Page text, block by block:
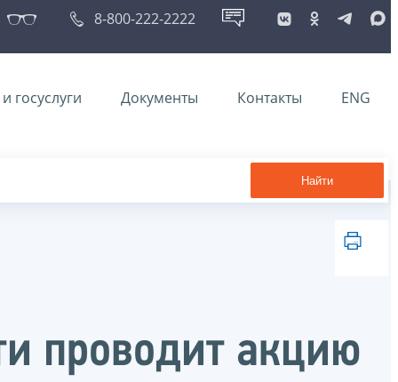
8-800-222-2222
госуслуги Документы Контакты ENG
Найти
проводит акцию